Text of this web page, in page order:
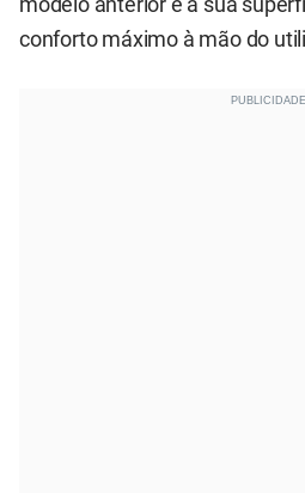
modelo anterior e a sua
conforto máximo à mão do